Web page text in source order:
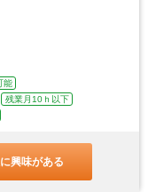
能
残業月10ｈ以下
興味がある